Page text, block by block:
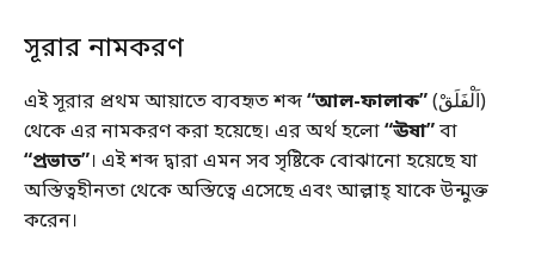
সূরার নামকরণ
এই সূরার প্রথম আয়াতে ব্যবহৃত শব্দ“আল-ফালাক”(اَلْفَلَقْ)
থেকে এর নামকরণ করা হয়েছে। এর অর্থ হলো“ঊষা”বা
“প্রভাত”। এই শব্দ দ্বারা এমন সব সৃষ্টিকে বোঝানো হয়েছে যা
অস্তিত্বহীনতা থেকে অস্তিত্বে এসেছে এবং আল্লাহ্ যাকে উন্মুক্ত
করেন।